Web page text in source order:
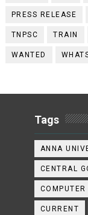
PRESS RELEASE
TNPSC TRAIN
WANTED
Tags
ANNA
CENTRAL
COMPUTER
CURRENT